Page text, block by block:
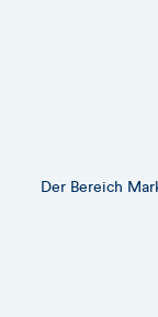
Der Bereich